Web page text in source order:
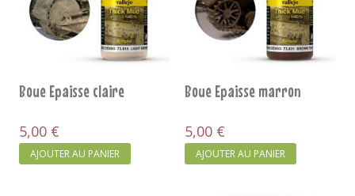
Boue Epaisse claire
5,00 €
AJOUTER AU PANIER
Boue Epaisse marron
5,00 €
AJOUTER AU PANIER